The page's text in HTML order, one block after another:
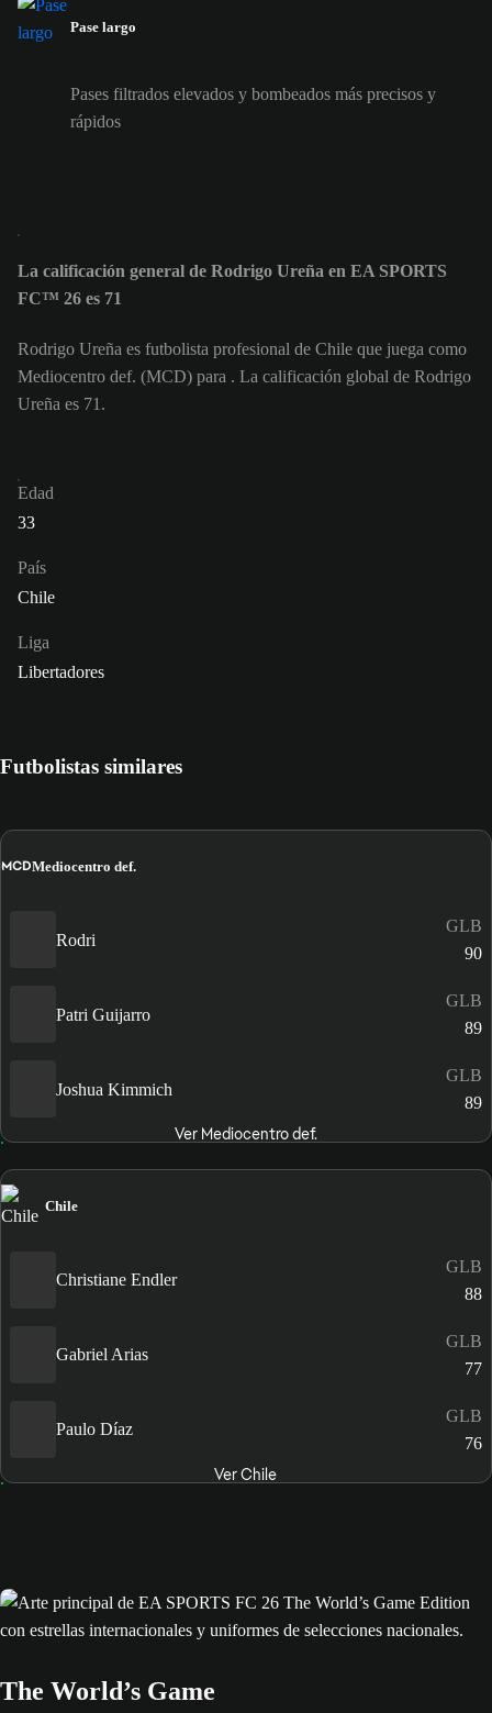
Pase largo
Pases filtrados elevados y bombeados más precisos y
rápidos
La calificación general de Rodrigo Ureña en EA SPORTS
FC™ 26 es 71
Rodrigo Ureña es futbolista profesional de Chile que juega como
Mediocentro def. (MCD) para . La calificación global de Rodrigo
Ureña es 71.
Edad
33
País
Chile
Liga
Libertadores
Futbolistas similares
MCDMediocentro def.
Rodri
GLB
90
Patri Guijarro
GLB
89
Joshua Kimmich
GLB
89
Ver Mediocentro def.
Chile
Christiane Endler
GLB
88
Gabriel Arias
GLB
77
Paulo Díaz
GLB
76
Ver Chile
The World’s Game